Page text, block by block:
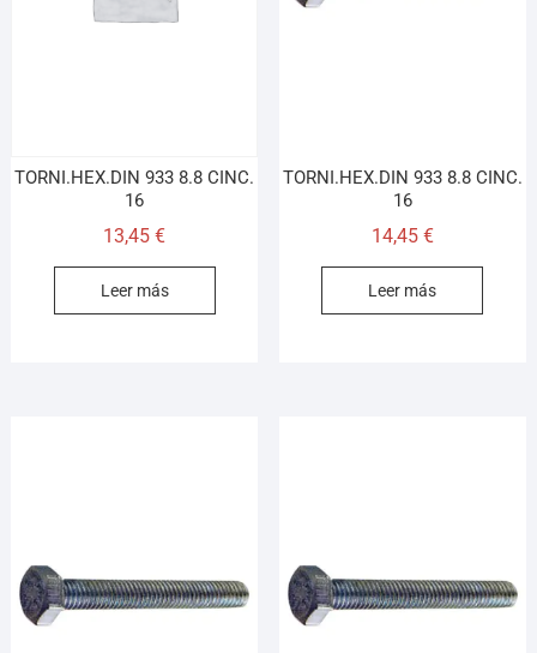
TORNI.HEX.DIN 933 8.8 CINC.
16
13,45€
Leer más
TORNI.HEX.DIN 933 8.8 CINC.
16
14,45 €
Leer más